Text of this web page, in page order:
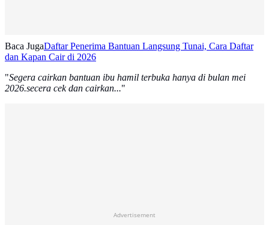
Baca JugaDaftar Penerima Bantuan Langsung Tunai, Cara Daftar
dan Kapan Cair di 2026
"Segera cairkan bantuan ibu hamil terbuka hanya di bulan mei
2026.secera cek dan cairkan..."
Advertisement